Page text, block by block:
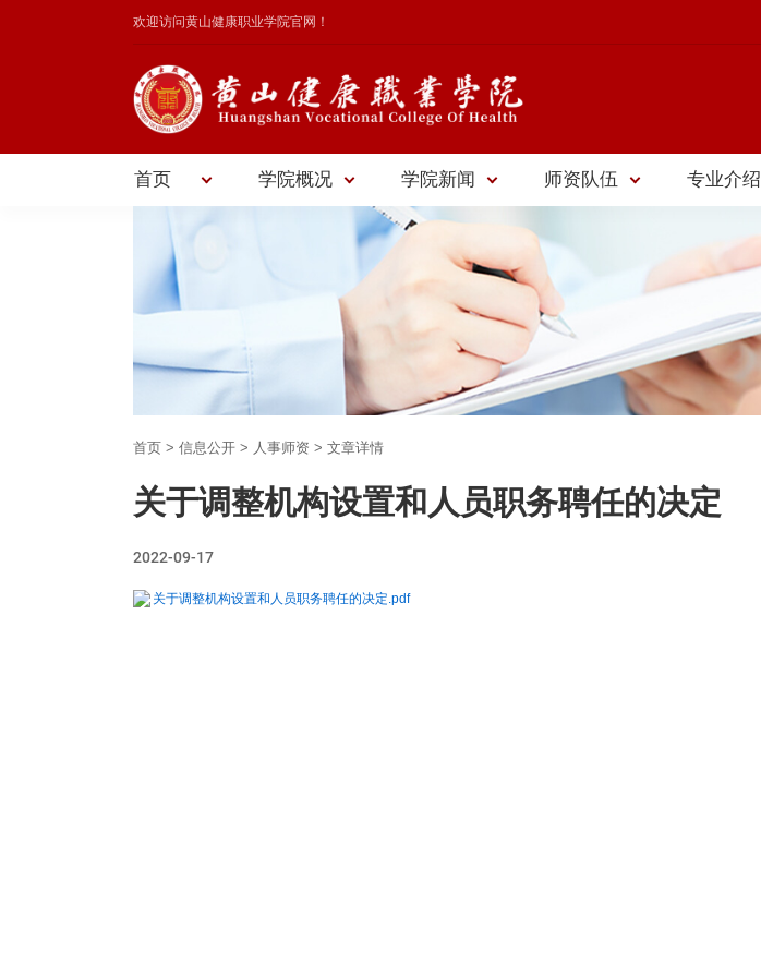
欢迎访问黄山健康职业学院官网！
首页 学院概况 学院新闻 师资队伍 专业介绍
首页 > 信息公开 > 人事师资 > 文章详情
关于调整机构设置和人员职务聘任的决定
2022-09-17
关于调整机构设置和人员职务聘任的决定.pdf